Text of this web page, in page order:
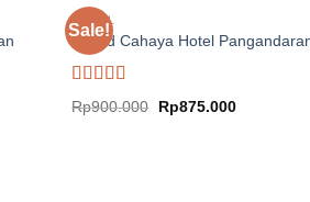
Sale!
HOTEL
Grand Cahaya Hotel
Rated 5.00
out of 5
Rp900.000
Original
price
Rp875.000Current